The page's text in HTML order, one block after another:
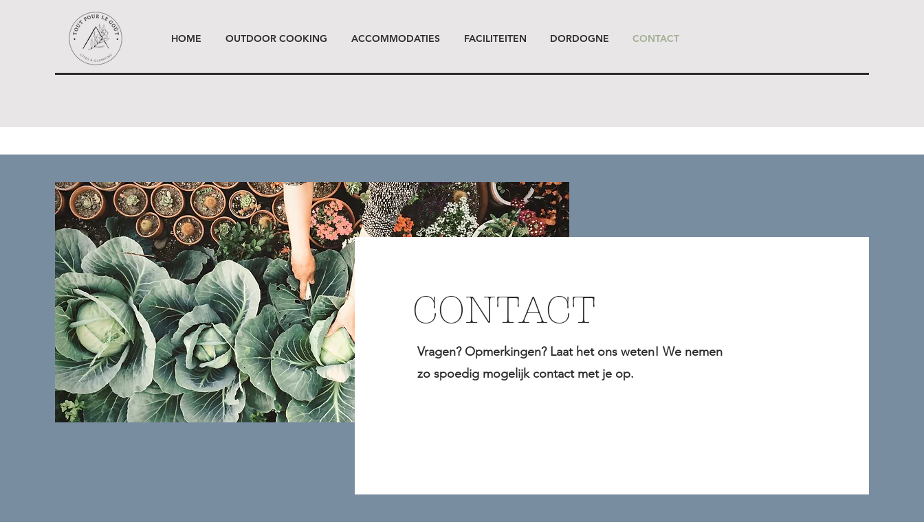
HOME OUTDOOR COOKING ACCOMMODATIES FACILITEITEN DORDOGNE CONTACT
CONTACT
Vragen? Opmerkingen? Laat het ons weten! We nemen
zo spoedig mogelijk contact met je op.